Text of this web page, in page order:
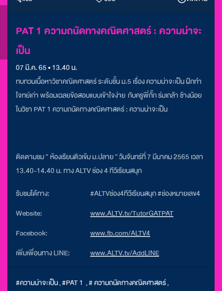
PAT 1 ความถนัดทางคณิตศาสตร์ : ความน่าจะ
เป็น
07 มี.ค. 65 • 13.40 น.
ทบทวนเนื้อหาวิชาคณิตศาสตร์ ระดับชั้น ม.5 เรื่อง ความน่าจะเป็น ฝึกทำ
โจทย์เก่า พร้อมเฉลยข้อสอบแบบเข้าใจง่าย กับครูพี่กั๊ก ร่มเกล้า ช้างน้อย
ในวิชา PAT 1 ความถนัดทางคณิตศาสตร์ : ความน่าจะเป็น
ติดตามชม “ ห้องเรียนติวเข้ม ม.ปลาย “ วันจันทร์ที่ 7 มีนาคม 2565 เวลา
13.40-14.40 น. ทาง ALTV ช่อง 4 ทีวีเรียนสนุก
รับชมได้ทาง:
#ALTVช่อง4ทีวีเรียนสนุก #ช่องหมายเลข4
Website:
www.ALTV.tv/TutorGATPAT
Facebook:
www.fb.com/ALTV4
เพิ่มเพื่อนทาง LINE:
www.ALTV.tv/AddLINE
#ความน่าจะเป็น,#PAT 1 ,# ความถนัดทางคณิตศาสตร์,